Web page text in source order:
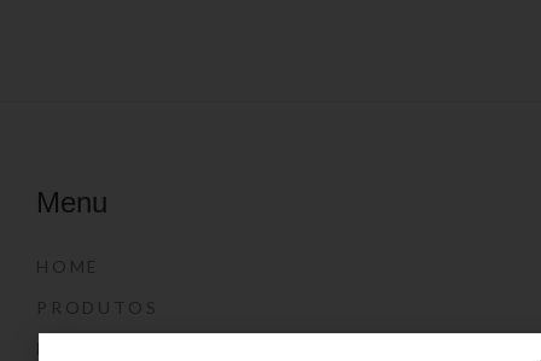
Menu
HOME
PRODUTOS
DÚVIDAS FREQUENTES